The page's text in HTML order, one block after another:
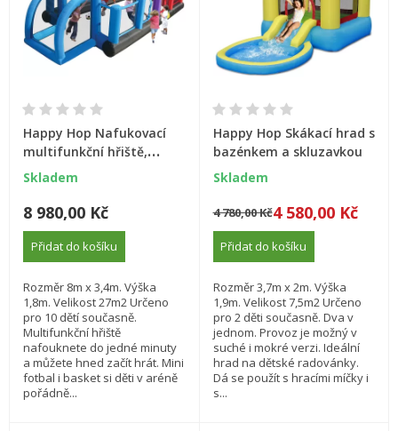
Happy Hop Nafukovací
multifunkční hřiště,
fotbal, basketbal,
Skladem
8 980,00 Kč
Přidat do košíku
Rozměr 8m x 3,4m. Výška
1,8m. Velikost 27m2 Určeno
pro 10 dětí současně.
Multifunkční hřiště
nafouknete do jedné minuty
a můžete hned začít hrát. Mini
fotbal i basket si děti v aréně
pořádně...
Happy Hop Skákací hrad s
bazénkem a skluzavkou
Skladem
4 780,00 Kč4 580,00 Kč
Přidat do košíku
Rozměr 3,7m x 2m. Výška
1,9m. Velikost 7,5m2 Určeno
pro 2 děti současně. Dva v
jednom. Provoz je možný v
suché i mokré verzi. Ideální
hrad na dětské radovánky.
Dá se použít s hracími míčky i
s...